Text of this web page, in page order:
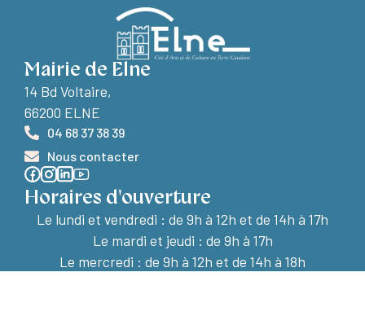
Mairie de Elne
14 Bd Voltaire,
66200 ELNE
04 68 37 38 39
Nous contacter
Horaires d'ouverture
Le lundi et vendredi : de 9h à 12h et de 14h à 17h
Le mardi et jeudi : de 9h à 17h
Le mercredi : de 9h à 12h et de 14h à 18h